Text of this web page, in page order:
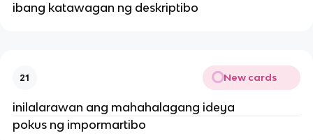
ibang katawagan ng deskriptibo
21 New cards
inilalarawan ang mahahalagang ideya
pokus ng impormartibo